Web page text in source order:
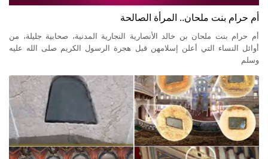
أم حرام بنت ملحان.. المرأة الصالحة
أم حرام بنت ملحان بن خالد الأنصارية النجارية المدنية، صحابية جليلة، من
أوائل النساء التي أعلن إسلامهن قبل هجرة الرسول الكريم صلى الله عليه
وسلم